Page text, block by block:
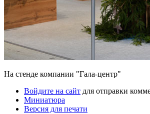
На стенде компании "Гала-центр"
Войдите на сайт для отправки
Миниатюра
Версия для печати